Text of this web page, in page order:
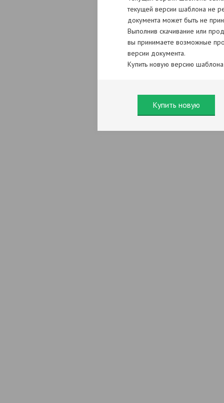
текущей версии шаблона не
документа может быть не
Выполнив скачивание или
вы принимаете возможные
версии документа.
Купить новую версию
Купить новую